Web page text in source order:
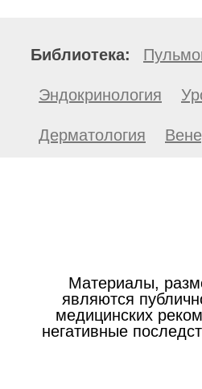
Библиотека:
Эндокринология
Дерматология
Материалы,
являются
медицинских
негативные